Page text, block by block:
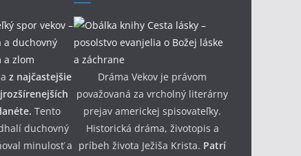
z najčastejšie
Tento
duchovný
minulosť a
Dráma Vekov je právom
považovaná za vrcholný literárny
prejav americkej spisovateľky.
Historická dráma, životopis a
príbeh života Ježiša Krista. Patrí